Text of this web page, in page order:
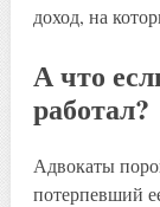
доход, на
А что
работал?
Адвокаты
потерпевший